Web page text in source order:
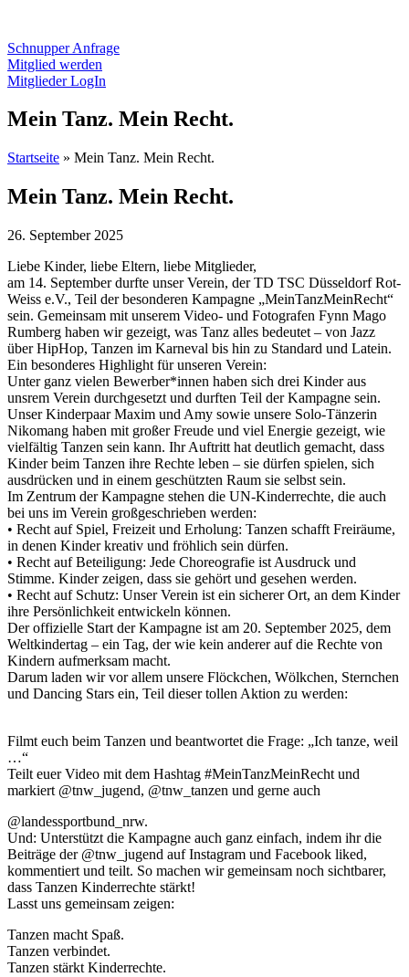
Schnupper Anfrage
Mitglied werden
Mitglieder LogIn
Mein Tanz. Mein Recht.
Startseite » Mein Tanz. Mein Recht.
Mein Tanz. Mein Recht.
26. September 2025
Liebe Kinder, liebe Eltern, liebe Mitglieder,
am 14. September durfte unser Verein, der TD TSC Düsseldorf Rot-
Weiss e.V., Teil der besonderen Kampagne „MeinTanzMeinRecht“
sein. Gemeinsam mit unserem Video- und Fotografen Fynn Mago
Rumberg haben wir gezeigt, was Tanz alles bedeutet – von Jazz
über HipHop, Tanzen im Karneval bis hin zu Standard und Latein.
Ein besonderes Highlight für unseren Verein:
Unter ganz vielen Bewerber*innen haben sich drei Kinder aus
unsrem Verein durchgesetzt und durften Teil der Kampagne sein.
Unser Kinderpaar Maxim und Amy sowie unsere Solo-Tänzerin
Nikomang haben mit großer Freude und viel Energie gezeigt, wie
vielfältig Tanzen sein kann. Ihr Auftritt hat deutlich gemacht, dass
Kinder beim Tanzen ihre Rechte leben – sie dürfen spielen, sich
ausdrücken und in einem geschützten Raum sie selbst sein.
Im Zentrum der Kampagne stehen die UN-Kinderrechte, die auch
bei uns im Verein großgeschrieben werden:
•⁠ ⁠Recht auf Spiel, Freizeit und Erholung: Tanzen schafft Freiräume,
in denen Kinder kreativ und fröhlich sein dürfen.
•⁠ ⁠Recht auf Beteiligung: Jede Choreografie ist Ausdruck und
Stimme. Kinder zeigen, dass sie gehört und gesehen werden.
•⁠ ⁠Recht auf Schutz: Unser Verein ist ein sicherer Ort, an dem Kinder
ihre Persönlichkeit entwickeln können.
Der offizielle Start der Kampagne ist am 20. September 2025, dem
Weltkindertag – ein Tag, der wie kein anderer auf die Rechte von
Kindern aufmerksam macht.
Darum laden wir vor allem unsere Flöckchen, Wölkchen, Sternchen
und Dancing Stars ein, Teil dieser tollen Aktion zu werden:
Filmt euch beim Tanzen und beantwortet die Frage: „Ich tanze, weil
…“
Teilt euer Video mit dem Hashtag #MeinTanzMeinRecht und
markiert @tnw_jugend, @tnw_tanzen und gerne auch
@landessportbund_nrw.
Und: Unterstützt die Kampagne auch ganz einfach, indem ihr die
Beiträge der @tnw_jugend auf Instagram und Facebook liked,
kommentiert und teilt. So machen wir gemeinsam noch sichtbarer,
dass Tanzen Kinderrechte stärkt!
Lasst uns gemeinsam zeigen:
Tanzen macht Spaß.
Tanzen verbindet.
Tanzen stärkt Kinderrechte.